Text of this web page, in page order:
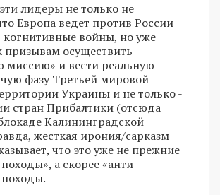
лидеры не только не
Европа ведет против России
войны, но уже
призывам осуществить
миссию» и вести реальную
фазу Третьей мировой
Украины и не только -
стран Прибалтики (отсюда
Калининградской
жесткая ирония/сарказм
что это уже не прежние
а скорее «анти-
походы.